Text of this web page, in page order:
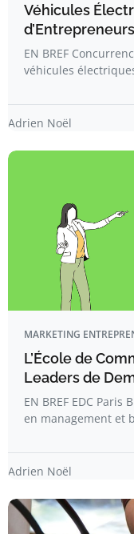
Véhicules
EN BREF
véhicules
Adrien Noël
MARKETING
L’École de
Leaders de
EN BREF EDC Paris
en management et
Adrien Noël